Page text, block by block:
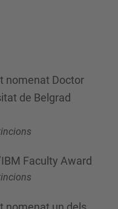
nomenat Doctor
de Belgrad
Faculty Award